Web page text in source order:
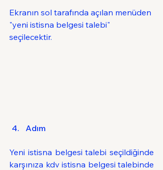
Ekranın sol tarafında açılan menüden
"yeni istisna belgesi talebi"
seçilecektir.
Adım
Yeni istisna belgesi talebi seçildiğinde
karşınıza kdv istisna belgesi talebinde